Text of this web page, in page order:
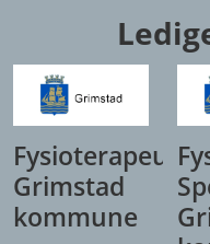
Fysioterapeut,
Grimstad
kommune